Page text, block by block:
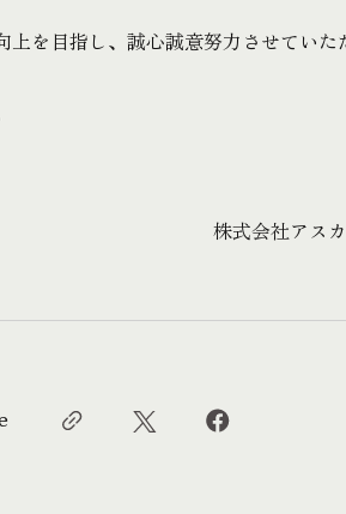
を目指し、誠心誠意努力させていた
株式会社アス